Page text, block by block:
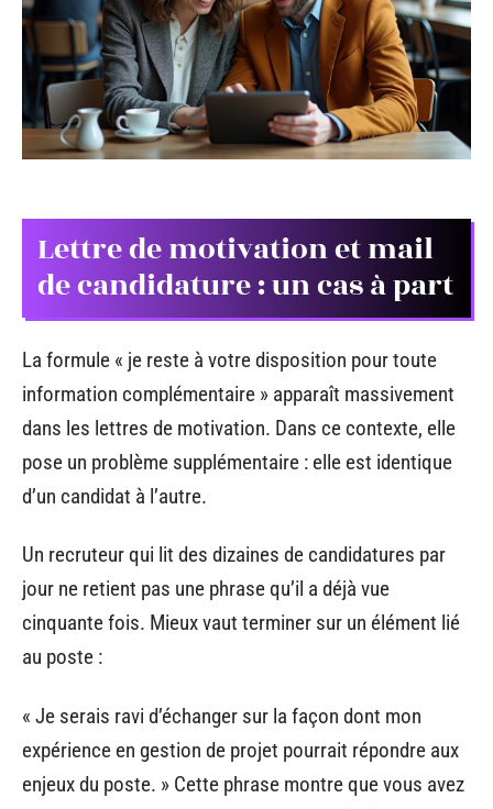
Lettre de motivation et mail
de candidature : un cas à part
La formule « je reste à votre disposition pour toute
information complémentaire » apparaît massivement
dans les lettres de motivation. Dans ce contexte, elle
pose un problème supplémentaire : elle est identique
d’un candidat à l’autre.
Un recruteur qui lit des dizaines de candidatures par
jour ne retient pas une phrase qu’il a déjà vue
cinquante fois. Mieux vaut terminer sur un élément lié
au poste :
« Je serais ravi d’échanger sur la façon dont mon
expérience en gestion de projet pourrait répondre aux
enjeux du poste. » Cette phrase montre que vous avez